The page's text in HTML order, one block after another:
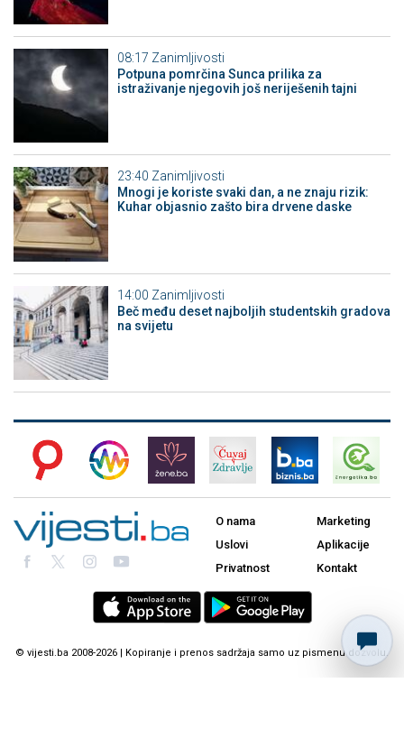
08:17 Zanimljivosti
Potpuna pomrčina Sunca prilika za
istraživanje njegovih još neriješenih tajni
23:40 Zanimljivosti
Mnogi je koriste svaki dan, a ne znaju rizik:
Kuhar objasnio zašto bira drvene daske
14:00 Zanimljivosti
Beč među deset najboljih studentskih gradova
na svijetu
O nama
Uslovi
Privatnost
Marketing
Aplikacije
Kontakt
© vijesti.ba 2008-2026 | Kopiranje i prenos sadržaja samo uz pismenu dozvolu.